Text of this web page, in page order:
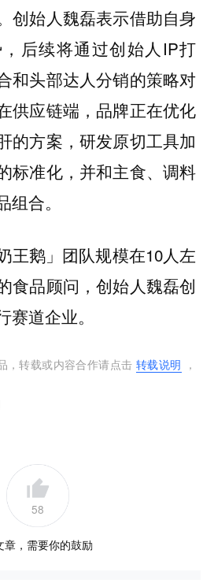
创始人魏磊表示借助自身
后续将通过创始人IP打
和头部达人分销的策略对
供应链端，品牌正在优化
的方案，研发原切工具加
标准化，并和主食、调料
合。
王鹅」团队规模在10人左
食品顾问，创始人魏磊创
道企业。
，转载或内容合作请点击 转载说明 ，
58
章，需要你的鼓励